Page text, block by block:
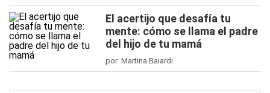
El acertijo que desafía tu
mente: cómo se llama el padre
del hijo de tu mamá
por Martina Baiardi